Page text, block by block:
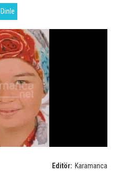
Dinle
Editör: Karamanca